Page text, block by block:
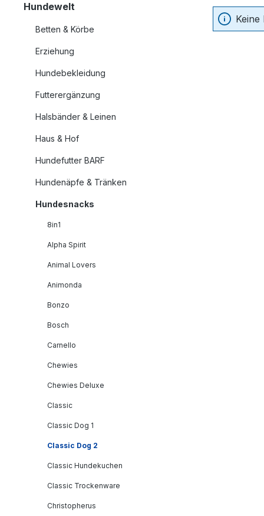
Hundewelt
Betten & Körbe
Erziehung
Hundebekleidung
Futterergänzung
Halsbänder & Leinen
Haus & Hof
Hundefutter BARF
Hundenäpfe & Tränken
Hundesnacks
8in1
Alpha Spirit
Animal Lovers
Animonda
Bonzo
Bosch
Carnello
Chewies
Chewies Deluxe
Classic
Classic Dog 1
Classic Dog 2
Classic Hundekuchen
Classic Trockenware
Christopherus